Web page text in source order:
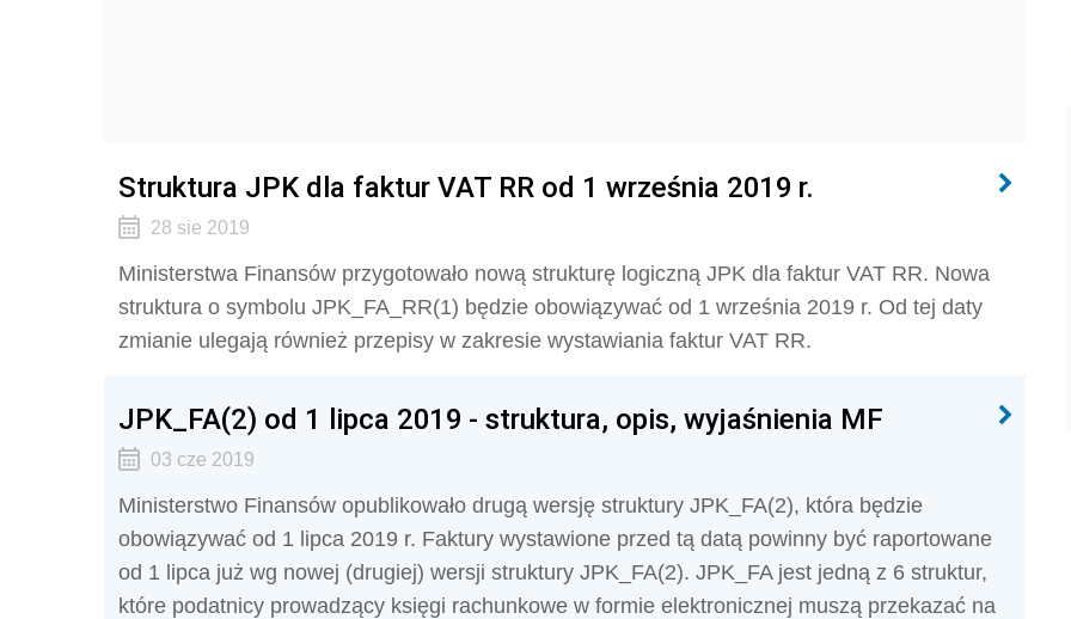
Struktura JPK dla faktur VAT RR od 1 września 2019 r.
28 sie 2019
Ministerstwa Finansów przygotowało nową strukturę logiczną JPK dla faktur VAT RR. Nowa
struktura o symbolu JPK_FA_RR(1) będzie obowiązywać od 1 września 2019 r. Od tej daty
zmianie ulegają również przepisy w zakresie wystawiania faktur VAT RR.
JPK_FA(2) od 1 lipca 2019 - struktura, opis, wyjaśnienia MF
03 cze 2019
Ministerstwo Finansów opublikowało drugą wersję struktury JPK_FA(2), która będzie
obowiązywać od 1 lipca 2019 r. Faktury wystawione przed tą datą powinny być raportowane
od 1 lipca już wg nowej (drugiej) wersji struktury JPK_FA(2). JPK_FA jest jedną z 6 struktur,
które podatnicy prowadzący księgi rachunkowe w formie elektronicznej muszą przekazać na